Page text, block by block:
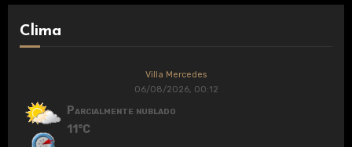
Clima
Villa Mercedes
06/08/2026, 00:12
Parcialmente nublado
11°C